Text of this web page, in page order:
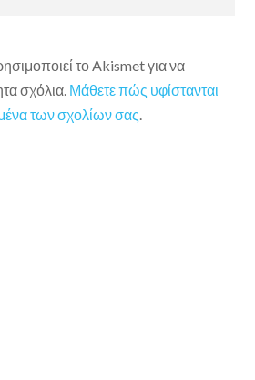
το Akismet για να
σχόλια. Μάθετε πώς υφίστανται
των σχολίων σας